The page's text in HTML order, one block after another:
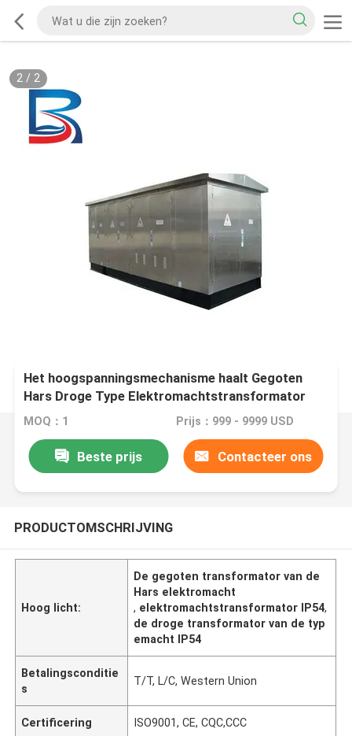
2/ 2
Het hoogspanningsmechanisme haalt Gegoten
Hars Droge Type Elektromachtstransformator
IP54 te voorschijn
MOQ：1 Prijs：999 - 9999 USD
Beste prijs Contacteer ons
PRODUCTOMSCHRIJVING
Hoog licht:
De gegoten transformator van de
Hars elektromacht
, elektromachtstransformator IP54,
de droge transformator van de typ
emacht IP54
Betalingsconditie
s
T/T, L/C, Western Union
Certificering ISO9001, CE, CQC,CCC